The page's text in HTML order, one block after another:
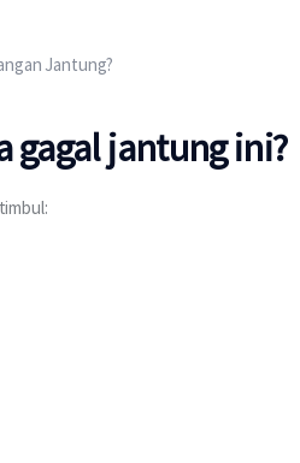
Jantung?
gagal jantung ini?